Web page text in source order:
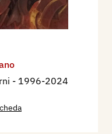
- 1996-2024